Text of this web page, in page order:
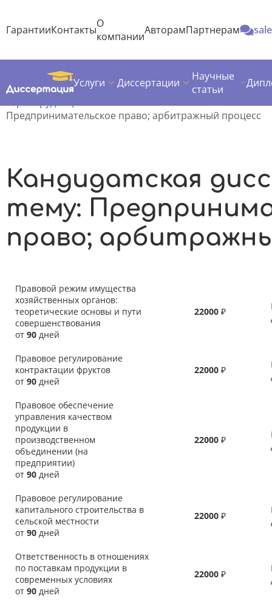
ГарантииКонтактыО
компанииАвторамПартнерам
Услуги Диссертации
Научные
статьи
ДиссертацияТемы кандидатских диссертаций
Предпринимательское право; арбитражный процесс
Кандидатская
тему:
право;
Правовой режим имущества
хозяйственных органов:
теоретические основы и пути
совершенствования
от 90 дней
22000 ₽
Правовое регулирование
контрактации фруктов
от 90 дней
22000 ₽
Правовое обеспечение
управления качеством
продукции в
производственном
объединении (на
предприятии)
от 90 дней
22000 ₽
Правовое регулирование
капитального строительства в
сельской местности
от 90 дней
22000 ₽
Ответственность в отношениях
по поставкам продукции в
современных условиях
от 90 дней
22000 ₽